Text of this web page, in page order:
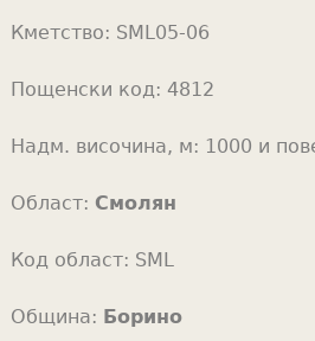
m
e
Кметство: SML05-06
Пощенски код: 4812
Надм. височина, м: 1000 и
Област: Смолян
Код област: SML
Община: Борино